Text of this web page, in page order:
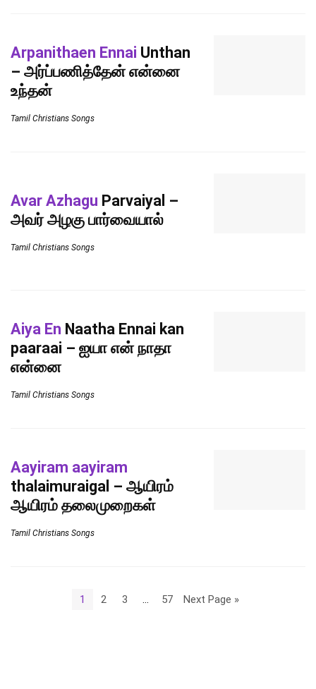
Arpanithaen Ennai Unthan
– அர்ப்பணித்தேன் என்னை
உந்தன்
Tamil Christians Songs
Avar Azhagu Parvaiyal –
அவர் அழகு பார்வையால்
Tamil Christians Songs
Aiya En Naatha Ennai kan
paaraai – ஐயா என் நாதா
என்னை
Tamil Christians Songs
Aayiram aayiram
thalaimuraigal – ஆயிரம்
ஆயிரம் தலைமுறைகள்
Tamil Christians Songs
1 2 3 57 Next Page »